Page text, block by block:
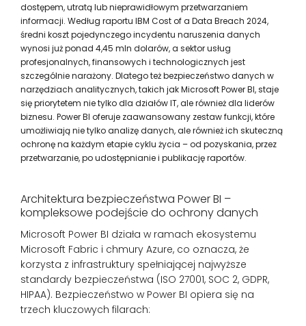
dostępem, utratą lub nieprawidłowym przetwarzaniem
informacji. Według raportu IBM Cost of a Data Breach 2024,
średni koszt pojedynczego incydentu naruszenia danych
wynosi już ponad 4,45 mln dolarów, a sektor usług
profesjonalnych, finansowych i technologicznych jest
szczególnie narażony. Dlatego też bezpieczeństwo danych w
narzędziach analitycznych, takich jak Microsoft Power BI, staje
się priorytetem nie tylko dla działów IT, ale również dla liderów
biznesu. Power BI oferuje zaawansowany zestaw funkcji, które
umożliwiają nie tylko analizę danych, ale również ich skuteczną
ochronę na każdym etapie cyklu życia – od pozyskania, przez
przetwarzanie, po udostępnianie i publikację raportów.
Architektura bezpieczeństwa Power BI –
kompleksowe podejście do ochrony danych
Microsoft Power BI działa w ramach ekosystemu
Microsoft Fabric i chmury Azure, co oznacza, że
korzysta z infrastruktury spełniającej najwyższe
standardy bezpieczeństwa (ISO 27001, SOC 2, GDPR,
HIPAA). Bezpieczeństwo w Power BI opiera się na
trzech kluczowych filarach: